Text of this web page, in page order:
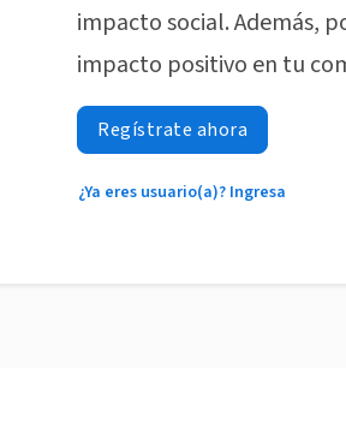
impacto social. Además,
impacto positivo en tu
Regístrate ahora
¿Ya eres usuario(a)? Ingresa